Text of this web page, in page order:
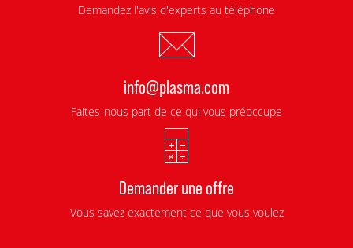
Demandez l'avis d'experts au téléphone
info@plasma.com
Faites-nous part de ce qui vous préoccupe
Demander une offre
Vous savez exactement ce que vous voulez